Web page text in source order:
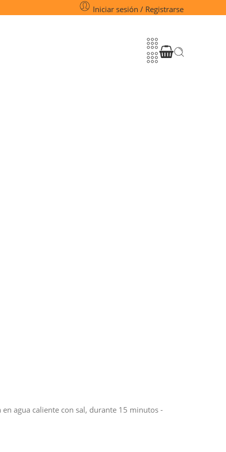
Iniciar sesión / Registrarse
agua caliente con sal, durante 15 minutos -